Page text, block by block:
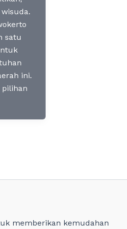
satu
ini.
pilihan
memberikan kemudahan